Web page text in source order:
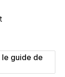
guide de